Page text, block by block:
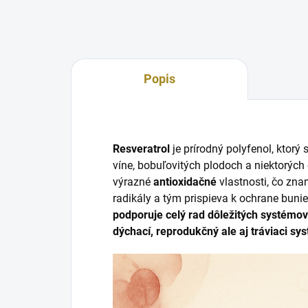
Popis
Resveratrol je prírodný polyfenol, ktorý
víne, bobuľovitých plodoch a niektorých
výrazné antioxidačné vlastnosti, čo
radikály a tým prispieva k ochrane
podporuje celý rad dôležitých
dýchací, reprodukčný ale aj tráviaci